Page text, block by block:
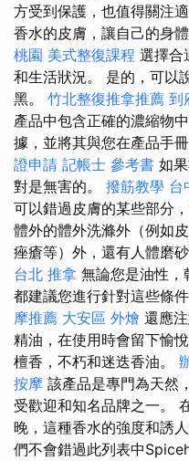
方受到保護，也值得關注
香水的皮膚，讓自己的身
桃園 美式整復課程 選擇合
和生活狀況。 是的，可以
黑。 竹北整復推拿推薦 到
產品中包含正確的濃縮物
據，並將其與您在產品手
證申請 記帳士 參考書 如
對是無害的。 撥筋教學 台
可以錯過皮膚的某些部分
體外的體外洗滌外（例如
痤瘡等）外，還有人體磨
台北 推拿 無論您是油性，
都建議您進行針對這些條
摩推薦 大安區 外燴 還應
精油，在使用時會留下愉
檀香，不朽和迷迭香油。
按摩 該產品是專門為天然
受歡迎和知名品牌之一。
晚，這種香水的強度和誘
們不會錯過此列表中